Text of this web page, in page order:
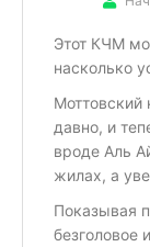
Этот КЧМ
насколько
Моттовский
давно, и
вроде Аль
жилах, а
Показывая
безголовое